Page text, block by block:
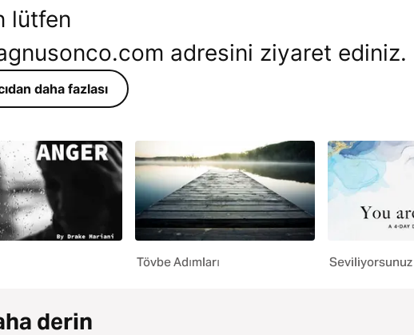
lütfen
adresini ziyaret ediniz.
daha fazlası
Tövbe Adımları Seviliyorsunuz
derin